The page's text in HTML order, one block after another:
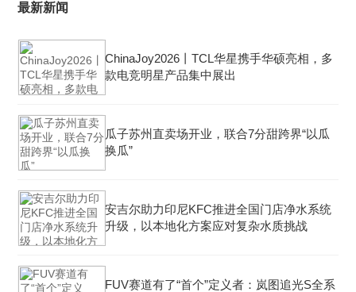
最新新闻
ChinaJoy2026丨TCL华星携手华硕亮相，多
款电竞明星产品集中展出
瓜子苏州直卖场开业，联合7分甜跨界“以瓜
换瓜”
安吉尔助力印尼KFC推进全国门店净水系统
升级，以本地化方案应对复杂水质挑战
FUV赛道有了“首个”定义者：岚图追光S全系